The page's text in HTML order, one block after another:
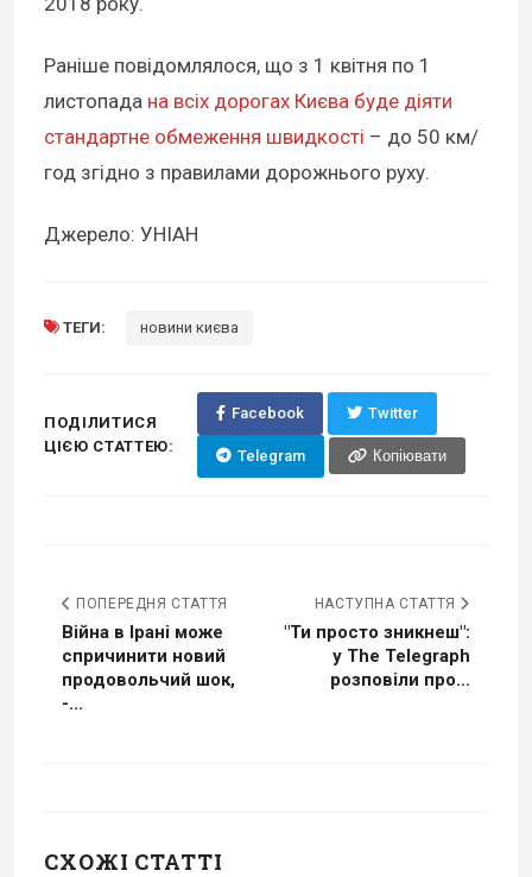
Раніше повідомлялося, що з 1 квітня по 1
листопада на всіх дорогах Києва буде діяти
стандартне обмеження швидкості – до 50 км/
год згідно з правилами дорожнього руху.
Джерело: УНІАН
ТЕГИ: новини києва
ПОДІЛИТИСЯ
ЦІЄЮ СТАТТЕЮ:
Facebook Twitter
Telegram Копіювати
ПОПЕРЕДНЯ СТАТТЯ
Війна в Ірані може
спричинити новий
продовольчий шок,
-...
НАСТУПНА СТАТТЯ
"Ти просто зникнеш":
у The Telegraph
розповіли про...
СХОЖІ СТАТТІ